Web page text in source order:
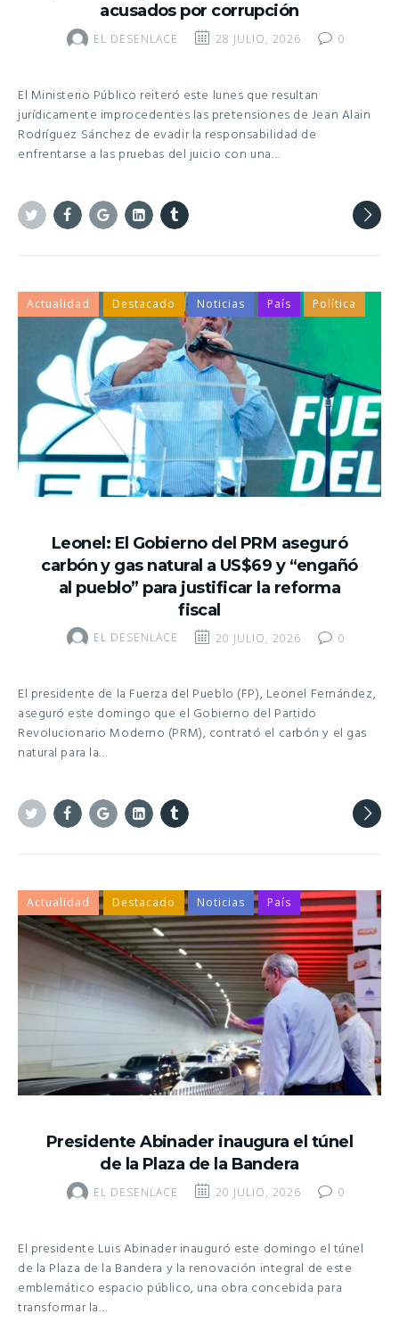
acusados por corrupción
EL DESENLACE 28 JULIO, 2026 0
El Ministerio Público reiteró este lunes que resultan
jurídicamente improcedentes las pretensiones de Jean Alain
Rodríguez Sánchez de evadir la responsabilidad de
enfrentarse a las pruebas del juicio con una…
Leonel: El Gobierno del PRM aseguró
carbón y gas natural a US$69 y “engañó
al pueblo” para justificar la reforma
fiscal
EL DESENLACE 20 JULIO, 2026 0
Actualidad Destacado Noticias País Política
El presidente de la Fuerza del Pueblo (FP), Leonel Fernández,
aseguró este domingo que el Gobierno del Partido
Revolucionario Moderno (PRM), contrató el carbón y el gas
natural para la…
Presidente Abinader inaugura el túnel
de la Plaza de la Bandera
EL DESENLACE 20 JULIO, 2026 0
Actualidad Destacado Noticias País
El presidente Luis Abinader inauguró este domingo el túnel
de la Plaza de la Bandera y la renovación integral de este
emblemático espacio público, una obra concebida para
transformar la…